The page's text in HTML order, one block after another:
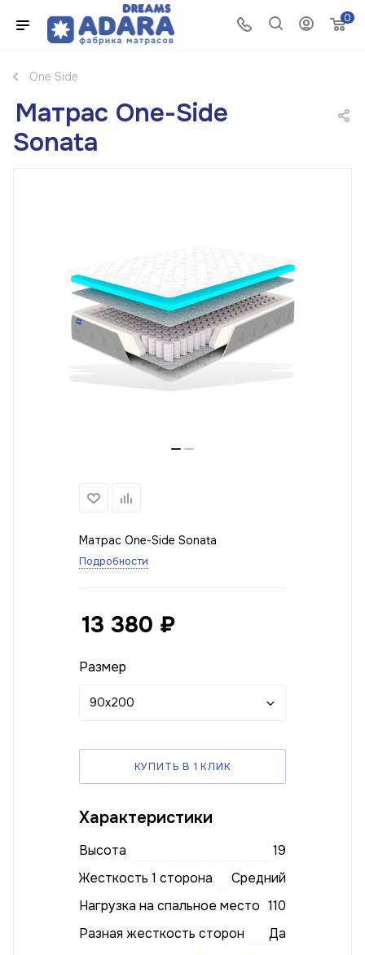
0
One Side
Матрас One-Side
Sonata
Матрас One-Side Sonata
Подробности
13 380 ₽
Размер
90x200
КУПИТЬ В 1 КЛИК
Характеристики
Высота
19
Жесткость 1 сторона
Средний
Нагрузка на спальное место 110
Разная жесткость сторон
Да